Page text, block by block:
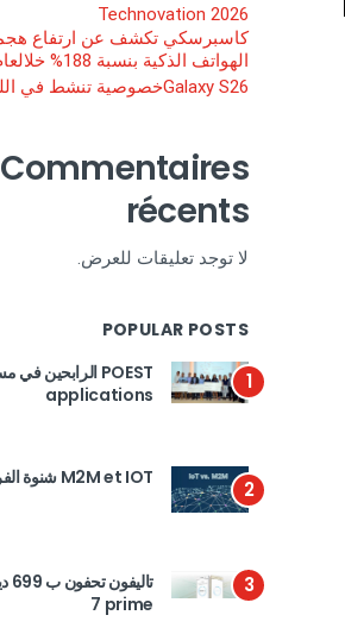
Technovation 2026
الهواتف الذكية بنسبة 188% خلالعام 2026
Galaxy S26خصوصية تنشط في اللحظة المناسبة
Commentaires
récents
لا توجد تعليقات للعرض.
POPULAR POSTS
1
applications
2 M2M et IOT شنوة الفرق مابين
3
7 prime